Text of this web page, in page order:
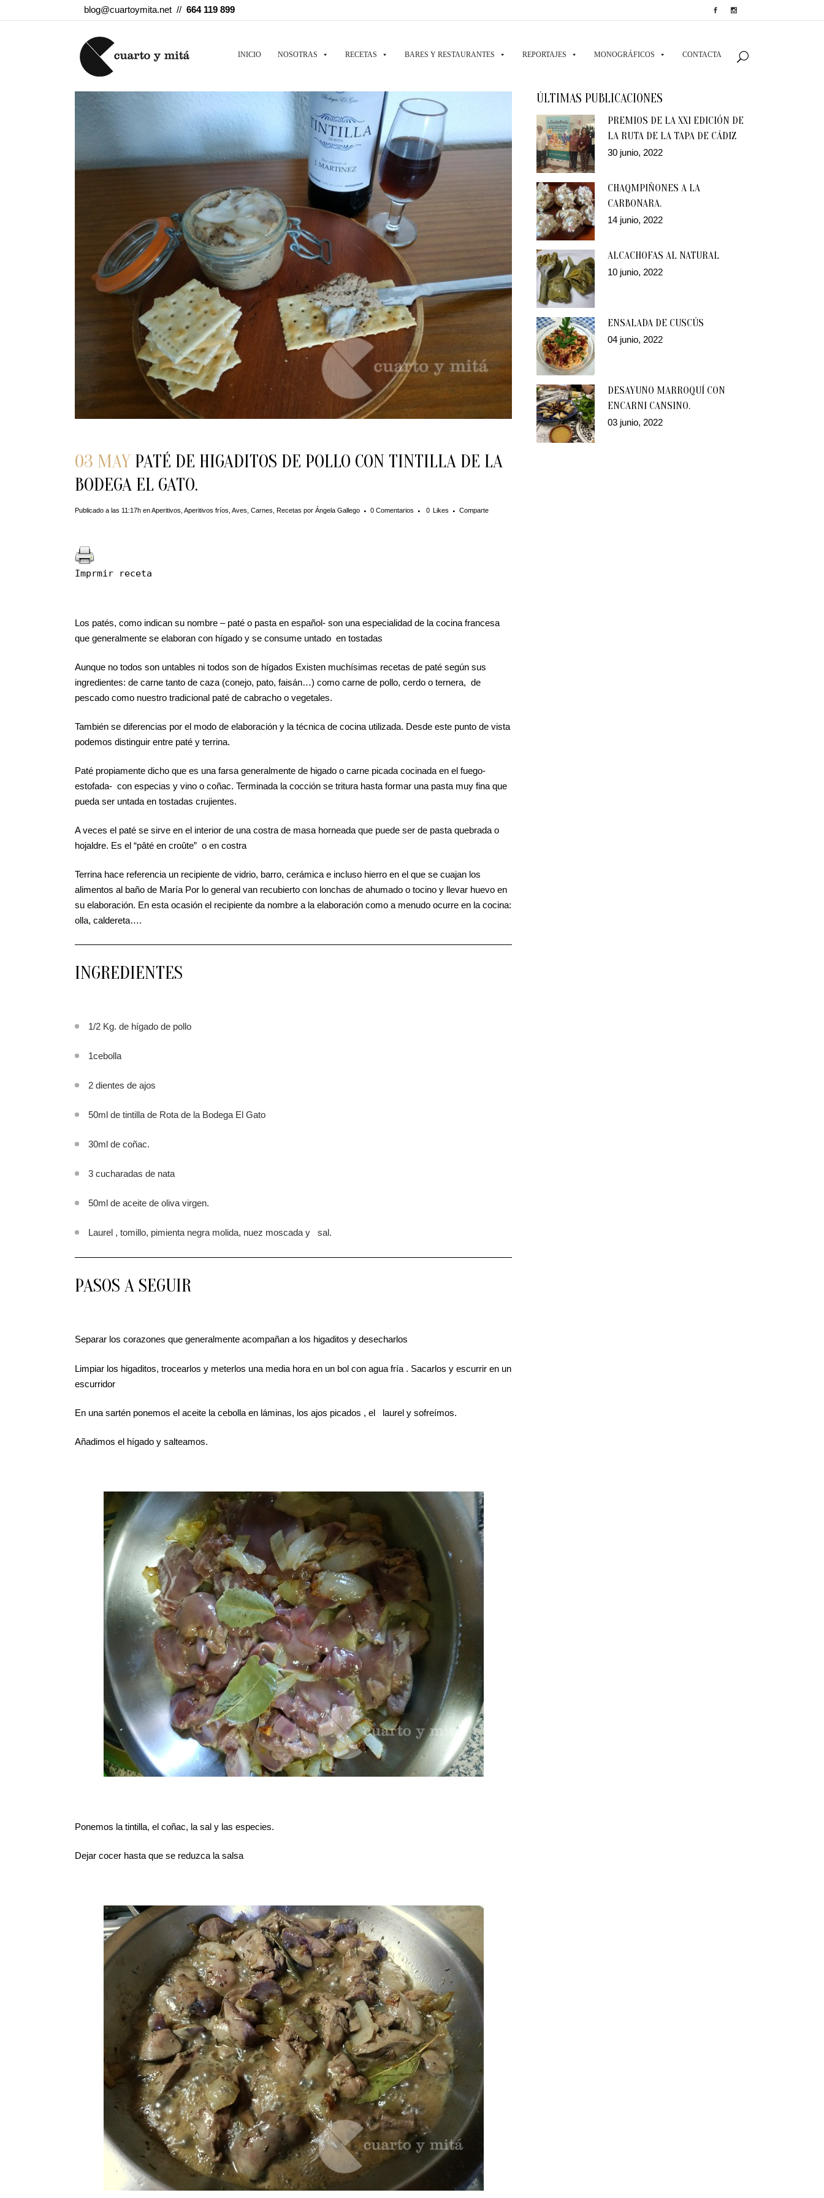
blog@cuartoymita.net // 664 119 899
INICIO NOSOTRAS RECETAS BARES Y RESTAURANTES REPORTAJES MONOGRÁFICOS CONTACTA
03 MAY PATÉ DE HIGADITOS DE POLLO CON TINTILLA DE LA
BODEGA EL GATO.
Publicado a las 11:17h enAperitivos Aperitivos fríos Aves Carnes Recetas por Ángela Gallego 0 Comentarios 0 Likes Comparte
Imprmir receta
Los patés, como indican su nombre – paté o pasta en español- son una especialidad de la cocina francesa
que generalmente se elaboran con hígado y se consume untado en tostadas
Aunque no todos son untables ni todos son de hígados Existen muchísimas recetas de paté según sus
ingredientes: de carne tanto de caza (conejo, pato, faisán…) como carne de pollo, cerdo o ternera, de
pescado como nuestro tradicional paté de cabracho o vegetales.
También se diferencias por el modo de elaboración y la técnica de cocina utilizada. Desde este punto de vista
podemos distinguir entre paté y terrina.
Paté propiamente dicho que es una farsa generalmente de higado o carne picada cocinada en el fuego-
estofada- con especias y vino o coñac. Terminada la cocción se tritura hasta formar una pasta muy fina que
pueda ser untada en tostadas crujientes.
A veces el paté se sirve en el interior de una costra de masa horneada que puede ser de pasta quebrada o
hojaldre. Es el “pâté en croûte” o en costra
Terrina hace referencia un recipiente de vidrio, barro, cerámica e incluso hierro en el que se cuajan los
alimentos al baño de María Por lo general van recubierto con lonchas de ahumado o tocino y llevar huevo en
su elaboración. En esta ocasión el recipiente da nombre a la elaboración como a menudo ocurre en la cocina:
olla, caldereta….
INGREDIENTES
1/2 Kg. de hígado de pollo
1cebolla
2 dientes de ajos
50ml de tintilla de Rota de la Bodega El Gato
30ml de coñac.
3 cucharadas de nata
50ml de aceite de oliva virgen.
Laurel , tomillo, pimienta negra molida, nuez moscada y sal.
PASOS A SEGUIR
Separar los corazones que generalmente acompañan a los higaditos y desecharlos
Limpiar los higaditos, trocearlos y meterlos una media hora en un bol con agua fría . Sacarlos y escurrir en un
escurridor
En una sartén ponemos el aceite la cebolla en láminas, los ajos picados , el laurel y sofreímos.
Añadimos el hígado y salteamos.
Ponemos la tintilla, el coñac, la sal y las especies.
Dejar cocer hasta que se reduzca la salsa
ÚLTIMAS PUBLICACIONES
PREMIOS DE LA XXI EDICIÓN DE
LA RUTA DE LA TAPA DE CÁDIZ
30 junio, 2022
CHAQMPIÑONES A LA
CARBONARA.
14 junio, 2022
ALCACHOFAS AL NATURAL
10 junio, 2022
ENSALADA DE CUSCÚS
04 junio, 2022
DESAYUNO MARROQUÍ CON
ENCARNI CANSINO.
03 junio, 2022